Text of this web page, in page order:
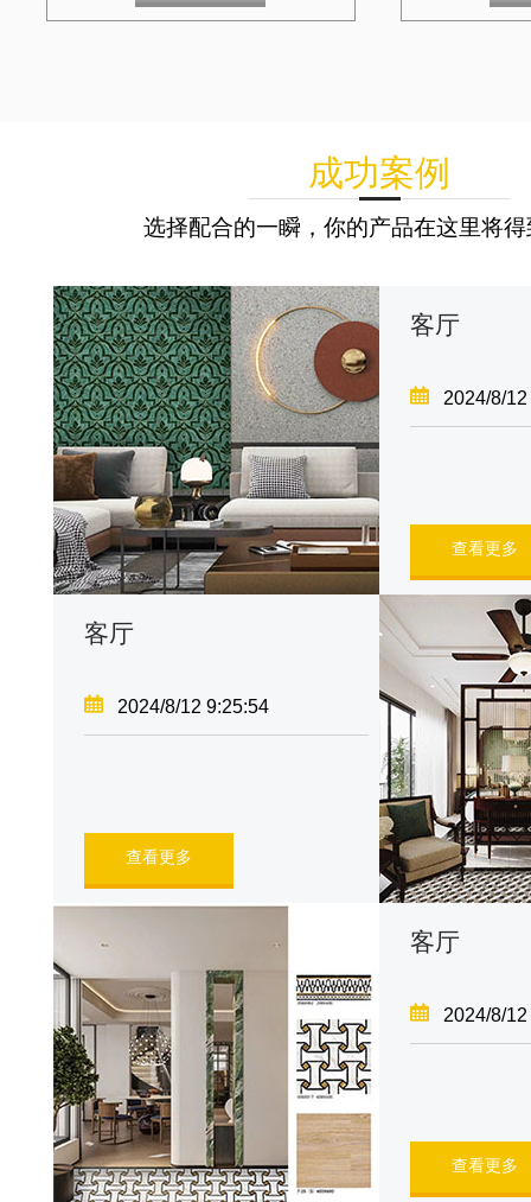
成功案例
选择配合的一瞬，你的产品在这里将
客厅
2024/8/
查看更多
客厅
2024/8/12 9:25:54
查看更多
客厅
2024/8/
查看更多